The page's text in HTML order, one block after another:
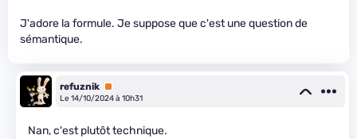
J'adore la formule. Je suppose que c'est une question de
sémantique.
refuznik Premium
Le 14/10/2024 à 10h31
Nan, c'est plutôt technique.